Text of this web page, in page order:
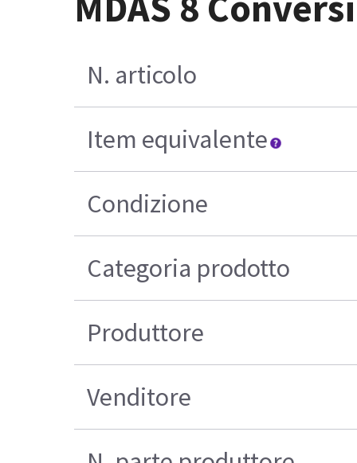
N. articolo
Item equivalente
Condizione
Categoria prodotto
Produttore
Venditore